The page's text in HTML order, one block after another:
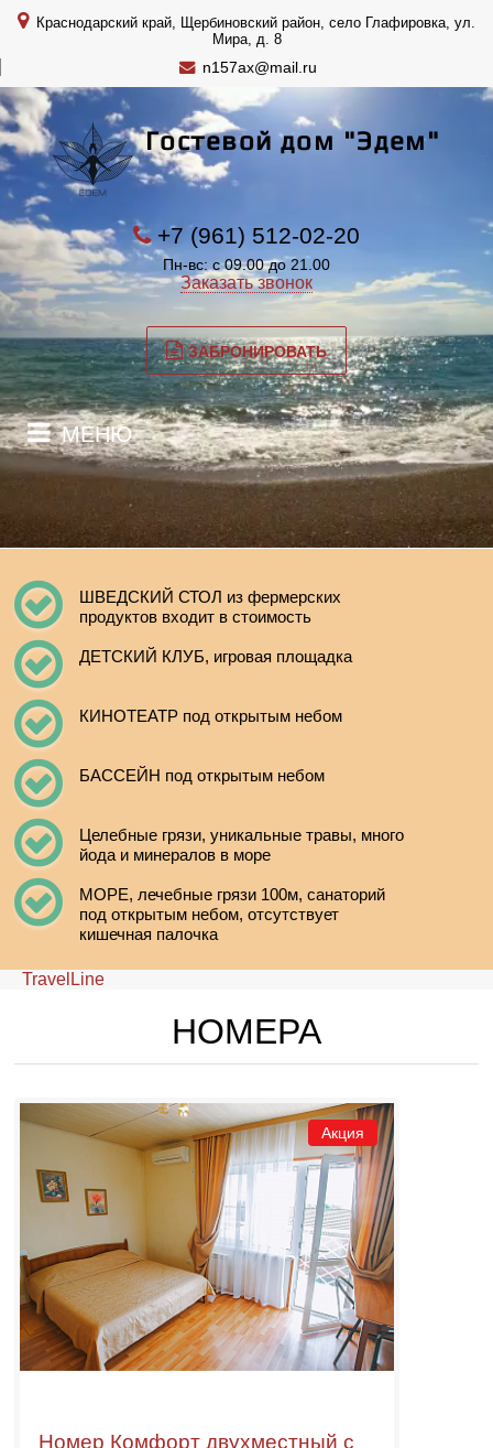
Краснодарский край, Щербиновский район, село Глафировка, ул.
Мира, д. 8
n157ax@mail.ru
Гостевой дом "Эдем"
+7 (961) 512-02-20
Пн-вс: с 09.00 до 21.00
Заказать звонок
ЗАБРОНИРОВАТЬ
МЕНЮ
ШВЕДСКИЙ СТОЛ из фермерских
продуктов входит в стоимость
ДЕТСКИЙ КЛУБ, игровая площадка
КИНОТЕАТР под открытым небом
БАССЕЙН под открытым небом
Целебные грязи, уникальные травы, много
йода и минералов в море
МОРЕ, лечебные грязи 100м, санаторий
под открытым небом, отсутствует
кишечная палочка
TravelLine
НОМЕРА
Акция
Номер Комфорт двухместный с